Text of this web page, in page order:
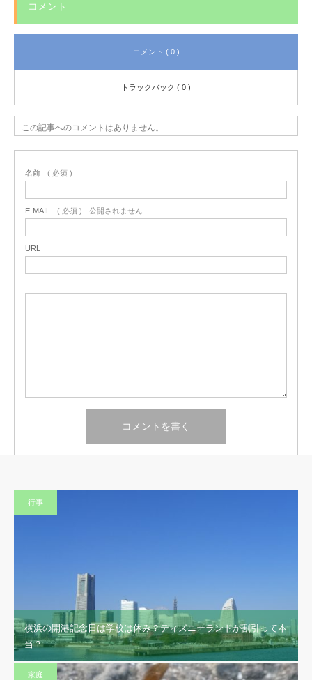
コメント
コメント ( 0 )
トラックバック ( 0 )
この記事へのコメントはありません。
名前 ( 必須 )
E-MAIL ( 必須 ) - 公開されません -
URL
行事
横浜の開港記念日は学校は休み？ディズニーランドが割引って本
当？
家庭